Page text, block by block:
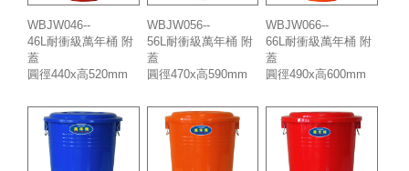
WBJW046--
46L耐衝級萬年桶 附
蓋
圓徑440x高520mm
WBJW056--
56L耐衝級萬年桶 附
蓋
圓徑470x高590mm
WBJW066--
66L耐衝級萬年桶 附
蓋
圓徑490x高600mm